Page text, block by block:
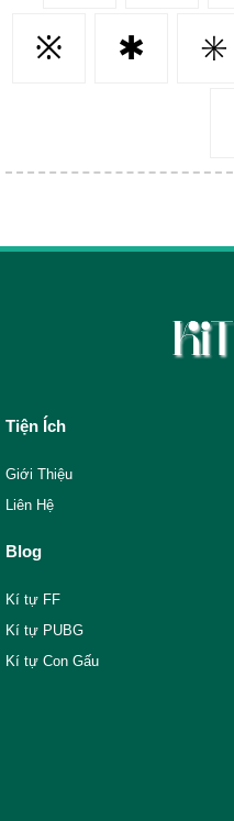
※ ✱ ✳️
Tiện Ích
Giới Thiệu
Liên Hệ
Blog
Kí tự FF
Kí tự PUBG
Kí tự Con Gấu